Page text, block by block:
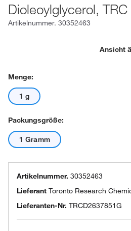
Dioleoylglycerol, TRC
Artikelnummer. 30352463
Ansicht
Menge:
1 g
Packungsgröße:
1 Gramm
Artikelnummer. 30352463
Lieferant Toronto Research
Lieferanten-Nr. TRCD2637851G